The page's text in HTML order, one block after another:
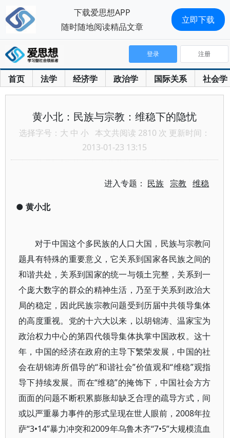
首页 法学 经济学 政治学 国际关系 社会学
登录 注册
黄小北：民族与宗教：维稳下的隐忧
选择字号： 大 中 小 本文共阅读 2810 次 更新时间：
2013-01-23 13:15
进入专题： 民族 宗教 维稳
● 黄小北
对于中国这个多民族的人口大国，民族与宗教问
题具有特殊的重要意义，它关系到国家各民族之间的
和谐共处，关系到国家的统一与领土完整，关系到一
个庞大数字的群众的精神生活，乃至于关系到政治大
局的稳定，因此民族宗教问题受到历届中共领导集体
的高度重视。党的十六大以来，以胡锦涛、温家宝为
政治权力中心的第四代领导集体执掌中国政权。这十
年，中国的经济在政府的主导下繁荣发展，中国的社
会在胡锦涛所倡导的“和谐社会”价值观和“维稳”观指
导下持续发展。而在“维稳”的掩饰下，中国社会方方
面面的问题不断积累膨胀却缺乏合理的疏导方式，间
或以严重暴力事件的形式呈现在世人眼前，2008年拉
萨“3•14”暴力冲突和2009年乌鲁木齐“7•5”大规模流血
下载爱思想APP
随时随地阅读精品文章
立即下载